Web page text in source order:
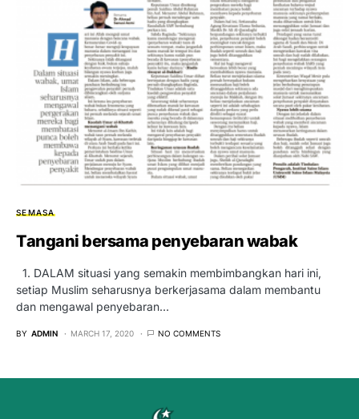
SEMASA
Tangani bersama penyebaran wabak
1. DALAM situasi yang semakin membimbangkan hari ini,
setiap Muslim seharusnya berkerjasama dalam membantu
dan mengawal penyebaran…
BY ADMIN MARCH 17, 2020 NO COMMENTS